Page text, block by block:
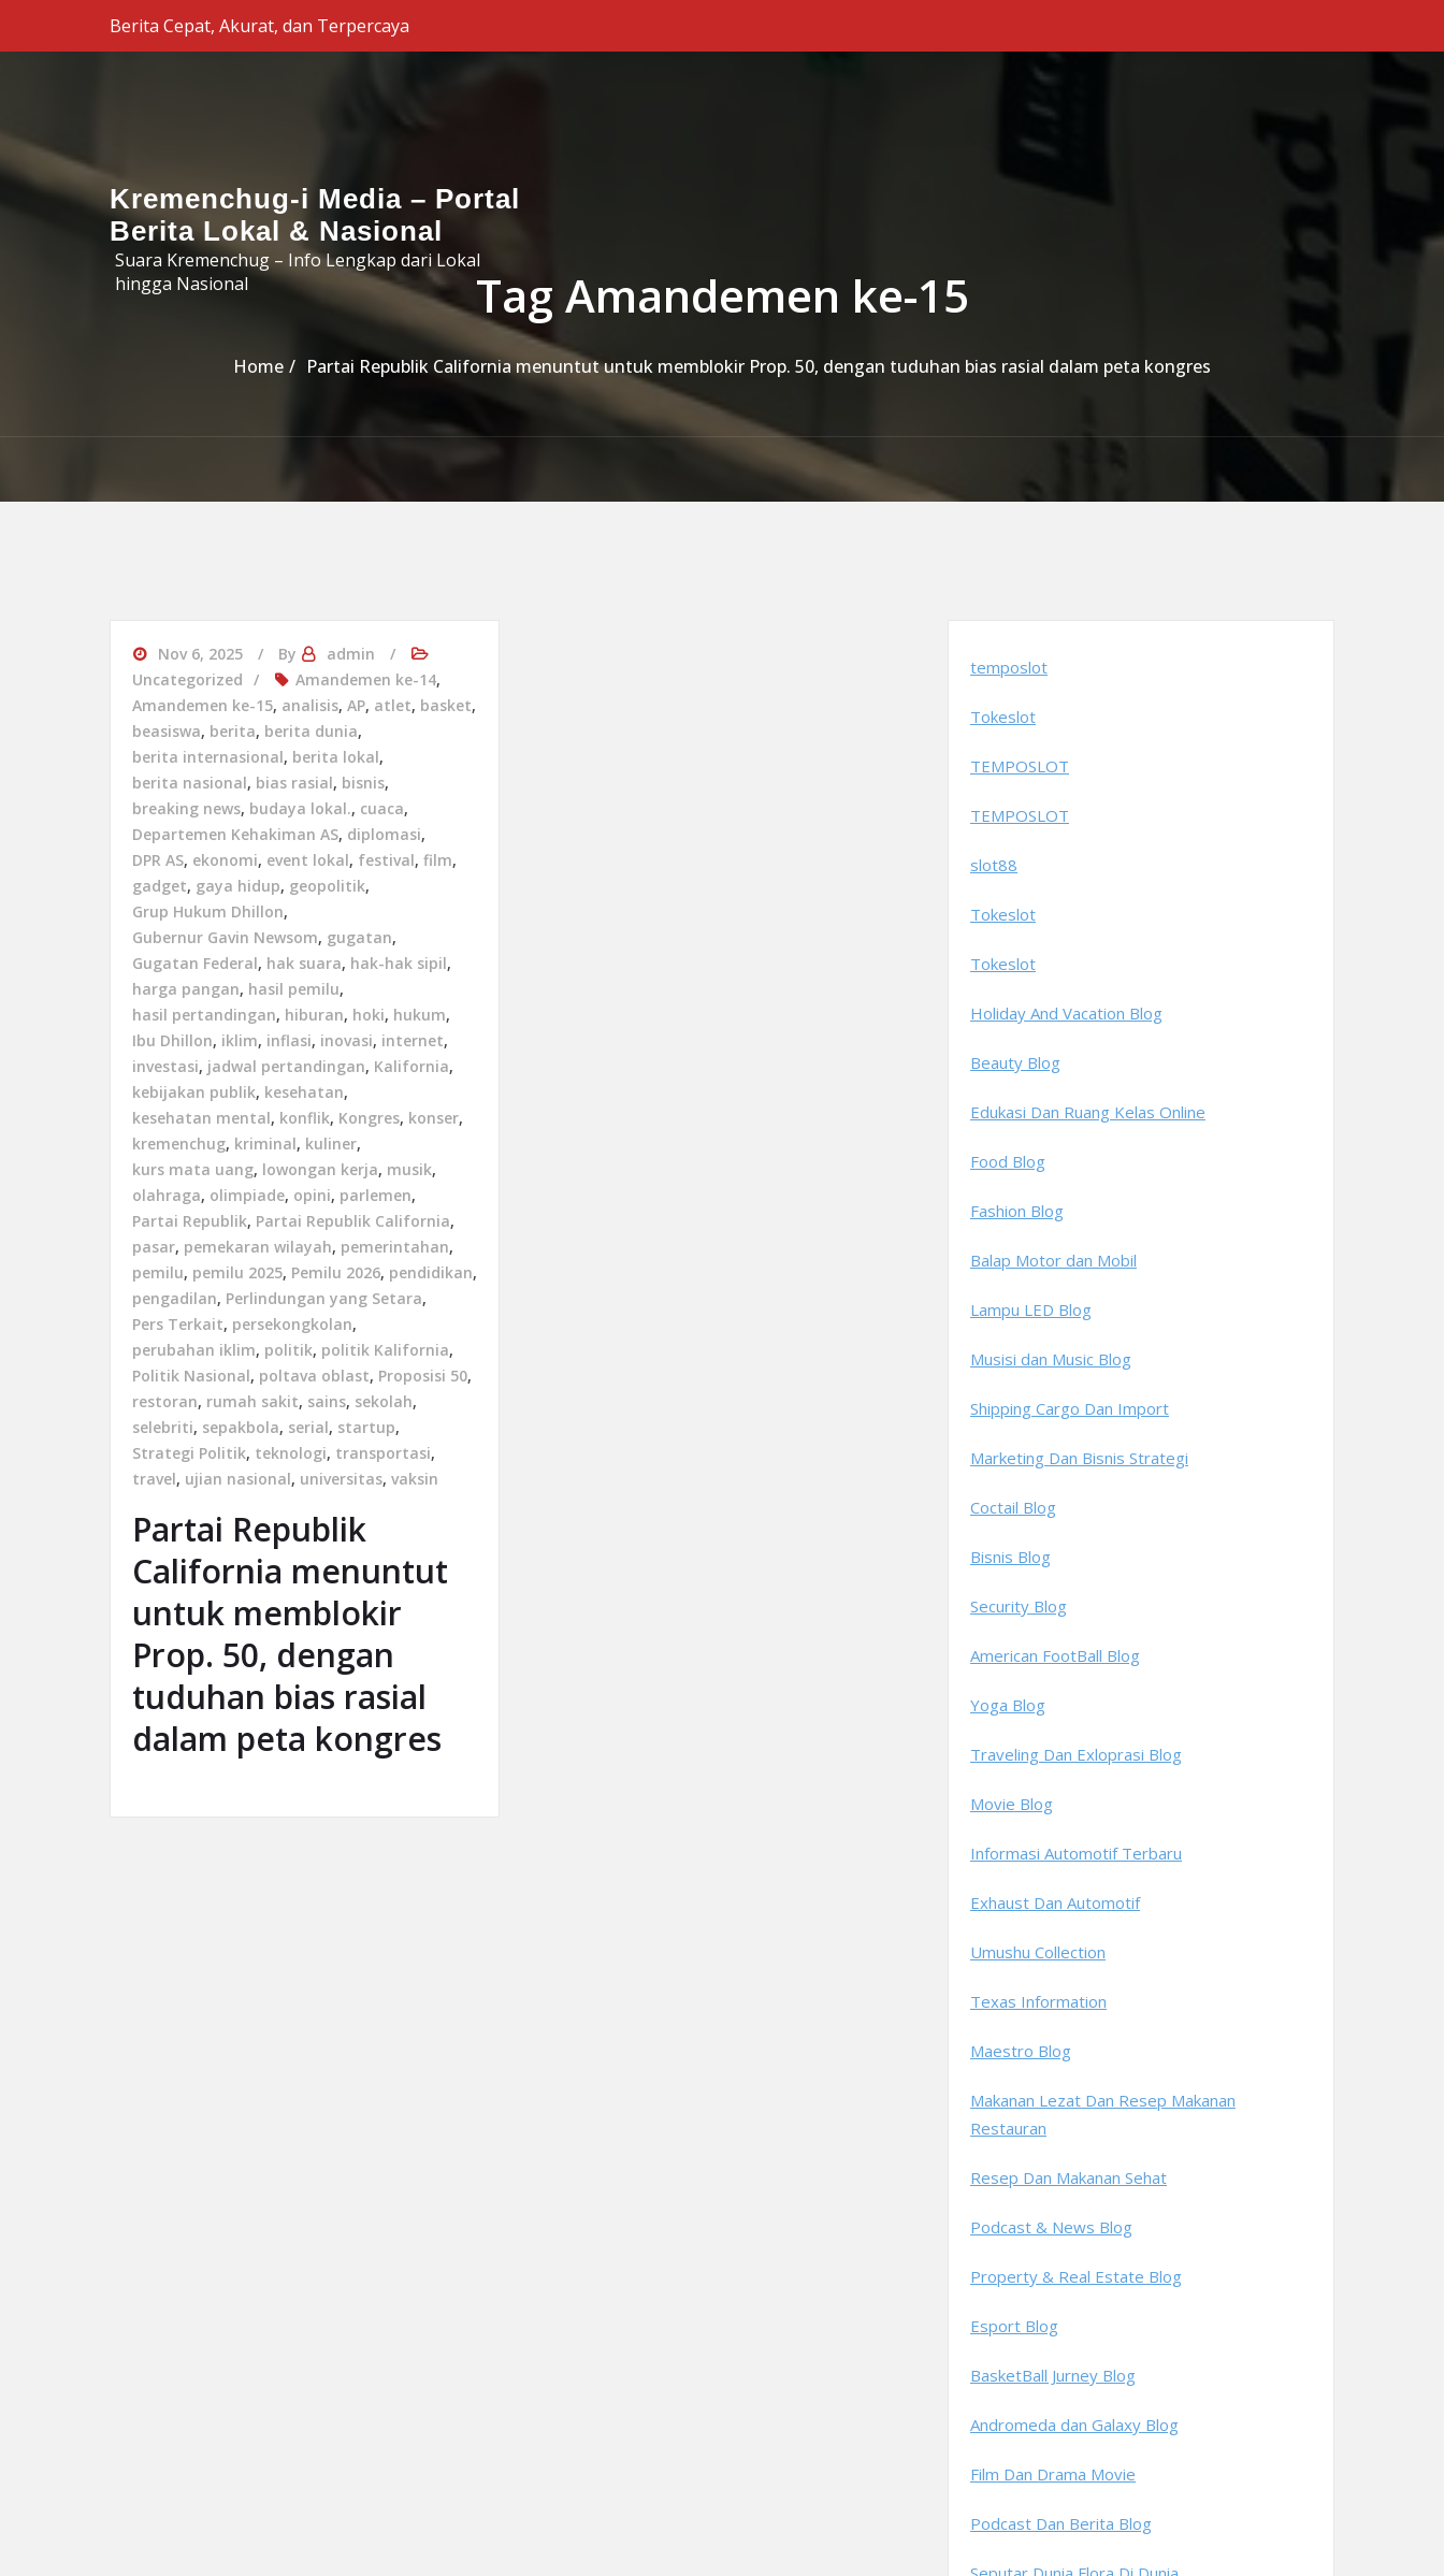
Skip to the contentBerita Cepat, Akurat, dan Terpercaya
Kremenchug-i Media – Portal
Berita Lokal & Nasional
Suara Kremenchug – Info Lengkap dari Lokal
hingga Nasional
Tag Amandemen ke-15
Home Partai Republik California menuntut untuk memblokir Prop. 50, dengan tuduhan bias rasial dalam peta kongres
Nov 6, 2025 By
admin
Uncategorized
Amandemen ke-14,
Amandemen ke-15, analisis, AP, atlet, basket,
beasiswa, berita, berita dunia,
berita internasional, berita lokal,
berita nasional, bias rasial, bisnis,
breaking news, budaya lokal., cuaca,
Departemen Kehakiman AS, diplomasi,
DPR AS, ekonomi, event lokal, festival, film,
gadget, gaya hidup, geopolitik,
Grup Hukum Dhillon,
Gubernur Gavin Newsom, gugatan,
Gugatan Federal, hak suara, hak-hak sipil,
harga pangan, hasil pemilu,
hasil pertandingan, hiburan, hoki, hukum,
Ibu Dhillon, iklim, inflasi, inovasi, internet,
investasi, jadwal pertandingan, Kalifornia,
kebijakan publik, kesehatan,
kesehatan mental, konflik, Kongres, konser,
kremenchug, kriminal, kuliner,
kurs mata uang, lowongan kerja, musik,
olahraga, olimpiade, opini, parlemen,
Partai Republik, Partai Republik California,
pasar, pemekaran wilayah, pemerintahan,
pemilu, pemilu 2025, Pemilu 2026, pendidikan,
pengadilan, Perlindungan yang Setara,
Pers Terkait, persekongkolan,
perubahan iklim, politik, politik Kalifornia,
Politik Nasional, poltava oblast, Proposisi 50,
restoran, rumah sakit, sains, sekolah,
selebriti, sepakbola, serial, startup,
Strategi Politik, teknologi, transportasi,
travel, ujian nasional, universitas, vaksin
Partai Republik
California menuntut
untuk memblokir
Prop. 50, dengan
tuduhan bias rasial
dalam peta kongres
temposlot
Tokeslot
TEMPOSLOT
TEMPOSLOT
slot88
Tokeslot
Tokeslot
Holiday And Vacation Blog
Beauty Blog
Edukasi Dan Ruang Kelas Online
Food Blog
Fashion Blog
Balap Motor dan Mobil
Lampu LED Blog
Musisi dan Music Blog
Shipping Cargo Dan Import
Marketing Dan Bisnis Strategi
Coctail Blog
Bisnis Blog
Security Blog
American FootBall Blog
Yoga Blog
Traveling Dan Exloprasi Blog
Movie Blog
Informasi Automotif Terbaru
Exhaust Dan Automotif
Umushu Collection
Texas Information
Maestro Blog
Makanan Lezat Dan Resep Makanan
Restauran
Resep Dan Makanan Sehat
Podcast & News Blog
Property & Real Estate Blog
Esport Blog
BasketBall Jurney Blog
Andromeda dan Galaxy Blog
Film Dan Drama Movie
Podcast Dan Berita Blog